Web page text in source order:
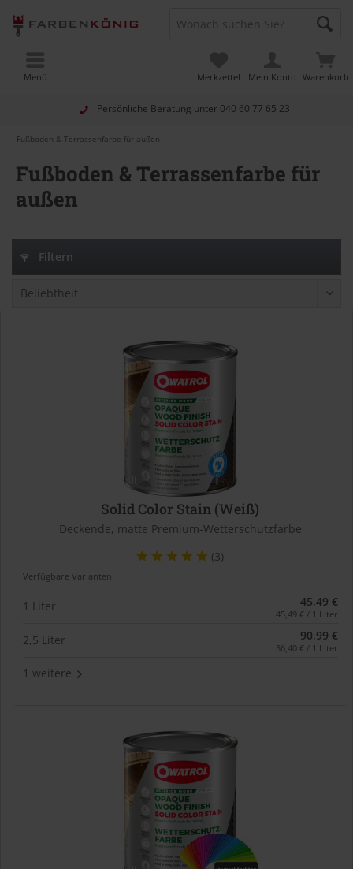
Persönliche Beratung unter 040 60 77 65 23
Warenkorb
Merkzettel Mein Konto
Menü
Fußboden & Terrassenfarbe für außen
Fußboden & Terrassenfarbe für
außen
Filtern
Solid Color Stain (Weiß)
Deckende, matte Premium-Wetterschutzfarbe
(3)
Verfügbare Varianten
1 Liter 45,49 €
45,49 € / 1 Liter
2,5 Liter 90,99 €
36,40 € / 1 Liter
1 weitere